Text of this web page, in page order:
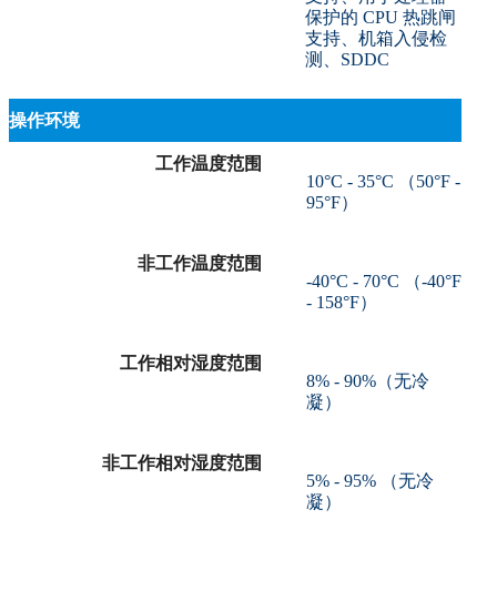
保护的 CPU 热跳闸
支持、机箱入侵检
测、SDDC
操作环境
工作温度范围
10°C - 35°C （50°F -
95°F）
非工作温度范围
-40°C - 70°C （-40°F
- 158°F）
工作相对湿度范围
8% - 90%（无冷
凝）
非工作相对湿度范围
5% - 95% （无冷
凝）